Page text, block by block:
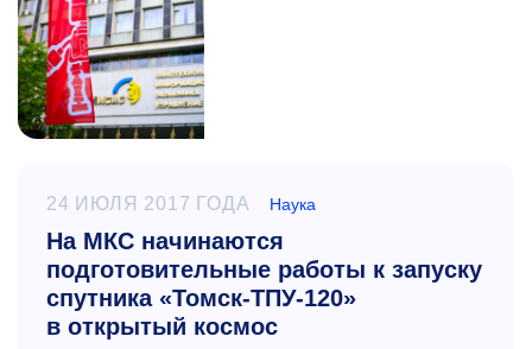
24 ИЮЛЯ 2017 ГОДА Наука
На МКС начинаются
подготовительные работы к запуску
спутника «Томск-ТПУ-120»
в открытый космос